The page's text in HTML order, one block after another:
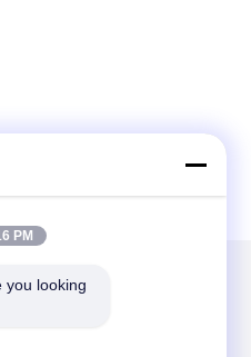
PM
you looking